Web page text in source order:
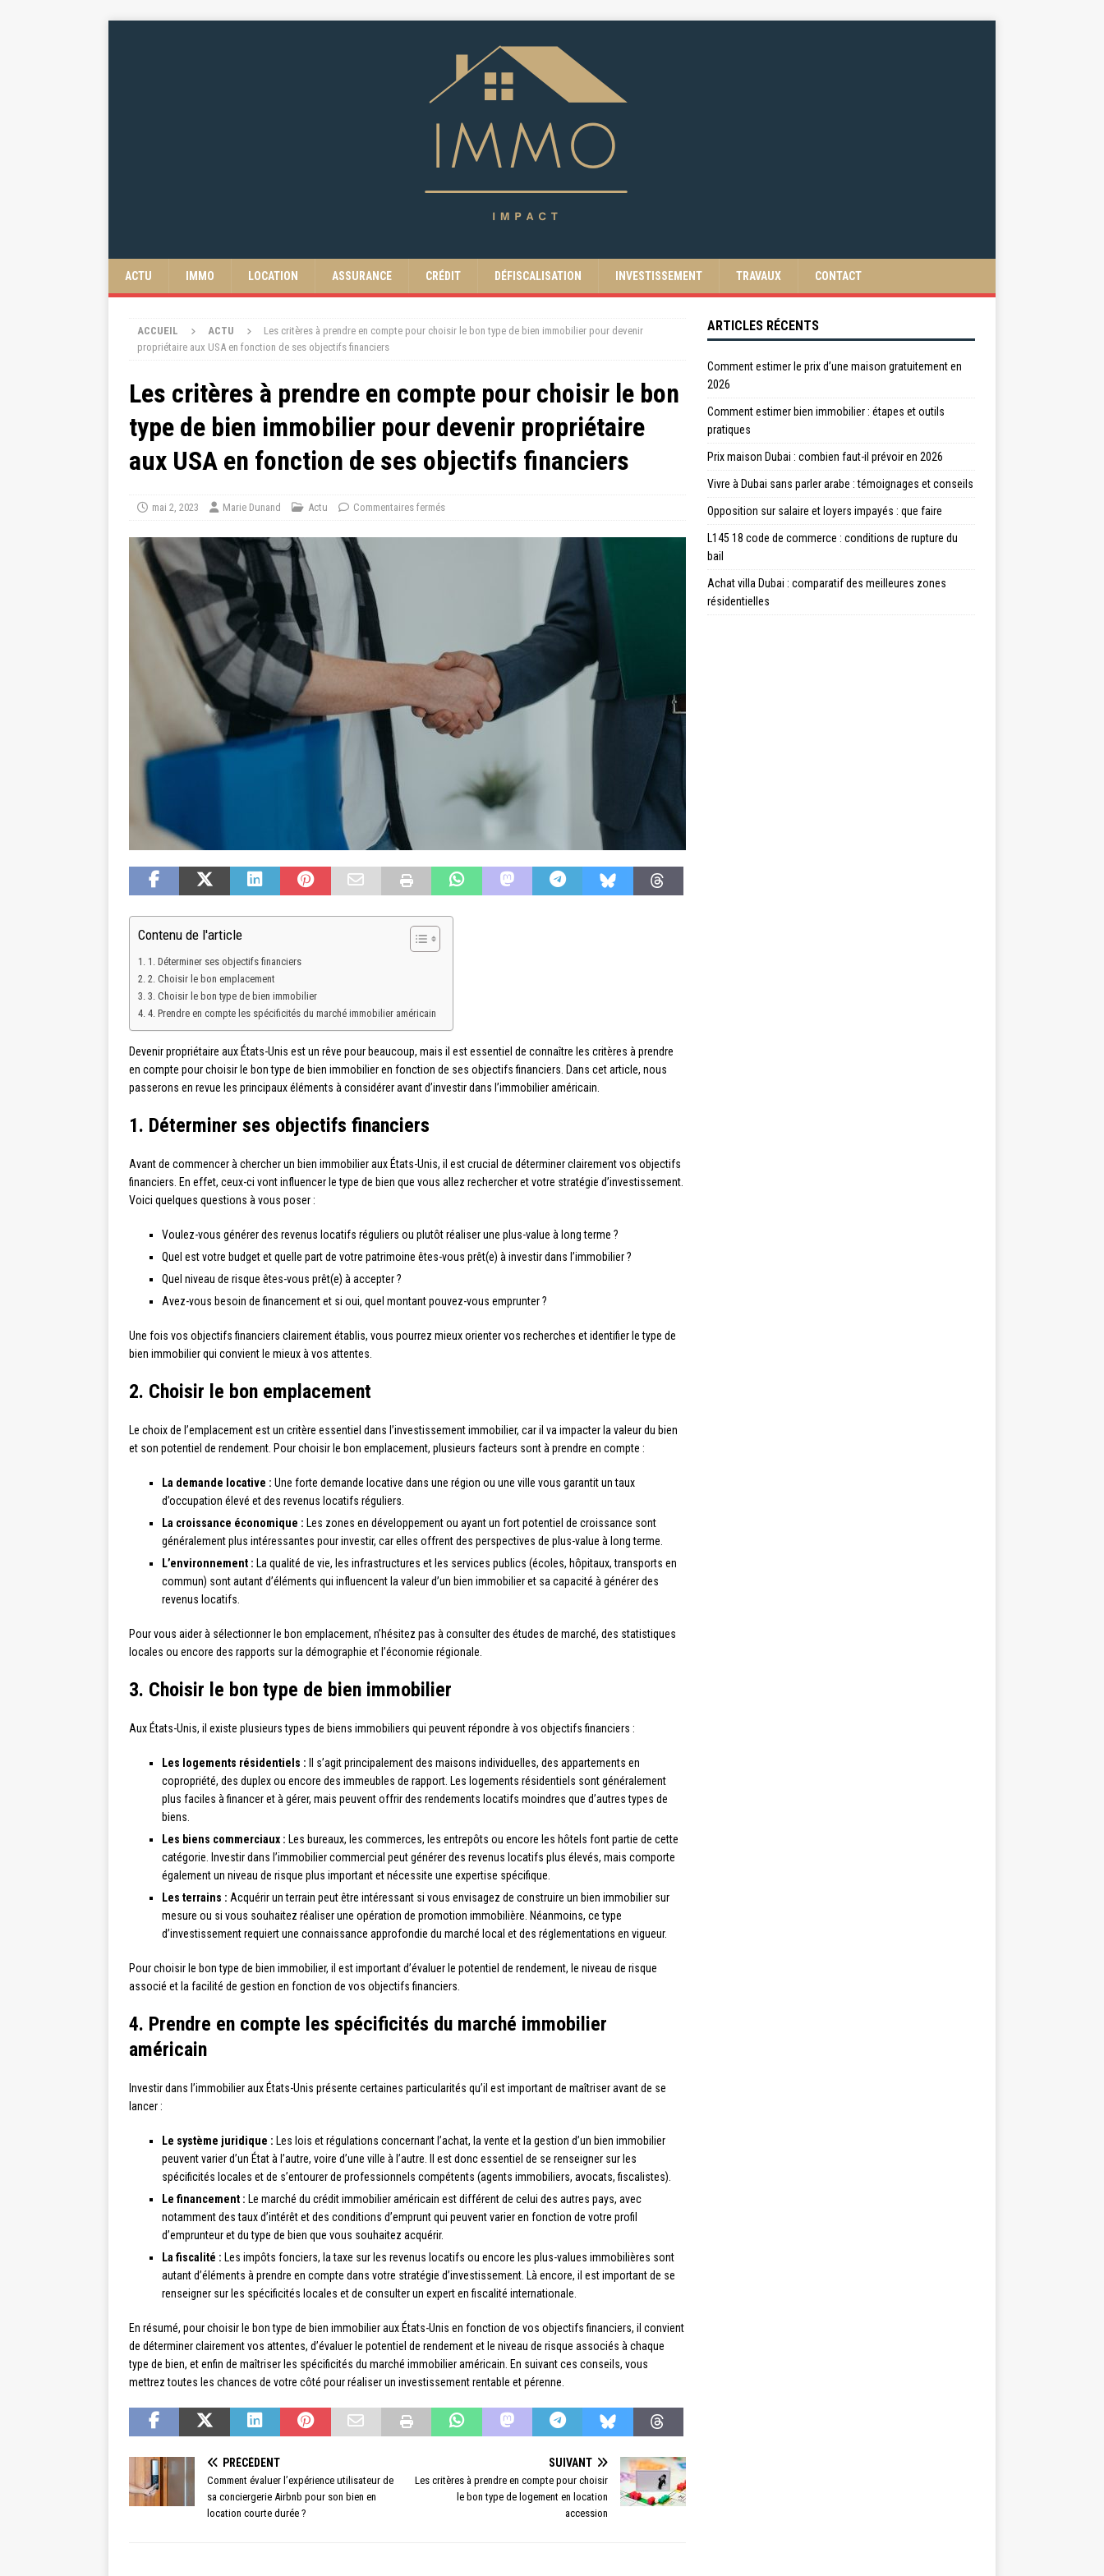
ACTU IMMO LOCATION ASSURANCE CRÉDIT DÉFISCALISATION INVESTISSEMENT TRAVAUX CONTACT
ACCUEIL ACTU
Les critères à prendre en compte pour choisir le bon type de bien immobilier pour devenir
propriétaire aux USA en fonction de ses objectifs financiers
Les critères à prendre en compte pour choisir le bon
type de bien immobilier pour devenir propriétaire
aux USA en fonction de ses objectifs financiers
mai 2, 2023 Marie Dunand Actu Commentaires fermés
Contenu de l'article
1. Déterminer ses objectifs financiers
2. Choisir le bon emplacement
3. Choisir le bon type de bien immobilier
4. Prendre en compte les spécificités du marché immobilier américain
Devenir propriétaire aux États-Unis est un rêve pour beaucoup, mais il est essentiel de connaître les critères à prendre
en compte pour choisir le bon type de bien immobilier en fonction de ses objectifs financiers. Dans cet article, nous
passerons en revue les principaux éléments à considérer avant d’investir dans l’immobilier américain.
1. Déterminer ses objectifs financiers
Avant de commencer à chercher un bien immobilier aux États-Unis, il est crucial de déterminer clairement vos objectifs
financiers. En effet, ceux-ci vont influencer le type de bien que vous allez rechercher et votre stratégie d’investissement.
Voici quelques questions à vous poser :
Voulez-vous générer des revenus locatifs réguliers ou plutôt réaliser une plus-value à long terme ?
Quel est votre budget et quelle part de votre patrimoine êtes-vous prêt(e) à investir dans l’immobilier ?
Quel niveau de risque êtes-vous prêt(e) à accepter ?
Avez-vous besoin de financement et si oui, quel montant pouvez-vous emprunter ?
Une fois vos objectifs financiers clairement établis, vous pourrez mieux orienter vos recherches et identifier le type de
bien immobilier qui convient le mieux à vos attentes.
2. Choisir le bon emplacement
Le choix de l’emplacement est un critère essentiel dans l’investissement immobilier, car il va impacter la valeur du bien
et son potentiel de rendement. Pour choisir le bon emplacement, plusieurs facteurs sont à prendre en compte :
La demande locative : Une forte demande locative dans une région ou une ville vous garantit un taux
d’occupation élevé et des revenus locatifs réguliers.
La croissance économique : Les zones en développement ou ayant un fort potentiel de croissance sont
généralement plus intéressantes pour investir, car elles offrent des perspectives de plus-value à long terme.
L’environnement : La qualité de vie, les infrastructures et les services publics (écoles, hôpitaux, transports en
commun) sont autant d’éléments qui influencent la valeur d’un bien immobilier et sa capacité à générer des
revenus locatifs.
Pour vous aider à sélectionner le bon emplacement, n’hésitez pas à consulter des études de marché, des statistiques
locales ou encore des rapports sur la démographie et l’économie régionale.
3. Choisir le bon type de bien immobilier
Aux États-Unis, il existe plusieurs types de biens immobiliers qui peuvent répondre à vos objectifs financiers :
Les logements résidentiels : Il s’agit principalement des maisons individuelles, des appartements en
copropriété, des duplex ou encore des immeubles de rapport. Les logements résidentiels sont généralement
plus faciles à financer et à gérer, mais peuvent offrir des rendements locatifs moindres que d’autres types de
biens.
Les biens commerciaux : Les bureaux, les commerces, les entrepôts ou encore les hôtels font partie de cette
catégorie. Investir dans l’immobilier commercial peut générer des revenus locatifs plus élevés, mais comporte
également un niveau de risque plus important et nécessite une expertise spécifique.
Les terrains : Acquérir un terrain peut être intéressant si vous envisagez de construire un bien immobilier sur
mesure ou si vous souhaitez réaliser une opération de promotion immobilière. Néanmoins, ce type
d’investissement requiert une connaissance approfondie du marché local et des réglementations en vigueur.
Pour choisir le bon type de bien immobilier, il est important d’évaluer le potentiel de rendement, le niveau de risque
associé et la facilité de gestion en fonction de vos objectifs financiers.
4. Prendre en compte les spécificités du marché immobilier
américain
Investir dans l’immobilier aux États-Unis présente certaines particularités qu’il est important de maîtriser avant de se
lancer :
Le système juridique : Les lois et régulations concernant l’achat, la vente et la gestion d’un bien immobilier
peuvent varier d’un État à l’autre, voire d’une ville à l’autre. Il est donc essentiel de se renseigner sur les
spécificités locales et de s’entourer de professionnels compétents (agents immobiliers, avocats, fiscalistes).
Le financement : Le marché du crédit immobilier américain est différent de celui des autres pays, avec
notamment des taux d’intérêt et des conditions d’emprunt qui peuvent varier en fonction de votre profil
d’emprunteur et du type de bien que vous souhaitez acquérir.
La fiscalité : Les impôts fonciers, la taxe sur les revenus locatifs ou encore les plus-values immobilières sont
autant d’éléments à prendre en compte dans votre stratégie d’investissement. Là encore, il est important de se
renseigner sur les spécificités locales et de consulter un expert en fiscalité internationale.
En résumé, pour choisir le bon type de bien immobilier aux États-Unis en fonction de vos objectifs financiers, il convient
de déterminer clairement vos attentes, d’évaluer le potentiel de rendement et le niveau de risque associés à chaque
type de bien, et enfin de maîtriser les spécificités du marché immobilier américain. En suivant ces conseils, vous
mettrez toutes les chances de votre côté pour réaliser un investissement rentable et pérenne.
PRÉCÉDENT
Comment évaluer l’expérience utilisateur de
sa conciergerie Airbnb pour son bien en
location courte durée ?
SUIVANT
Les critères à prendre en compte pour choisir
le bon type de logement en location
accession
ARTICLES RÉCENTS
Comment estimer le prix d’une maison gratuitement en
2026
Comment estimer bien immobilier : étapes et outils
pratiques
Prix maison Dubai : combien faut-il prévoir en 2026
Vivre à Dubai sans parler arabe : témoignages et conseils
Opposition sur salaire et loyers impayés : que faire
L145 18 code de commerce : conditions de rupture du
bail
Achat villa Dubai : comparatif des meilleures zones
résidentielles